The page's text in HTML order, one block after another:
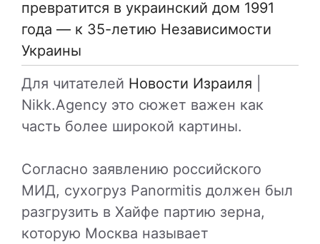
превратится в украинский дом 1991
года — к 35-летию Независимости
Украины
Для читателей Новости Израиля
Nikk.Agency это сюжет важен как
часть более широкой картины.
Согласно заявлению российского
МИД, сухогруз Panormitis должен был
разгрузить в Хайфе партию зерна,
которую Москва называет